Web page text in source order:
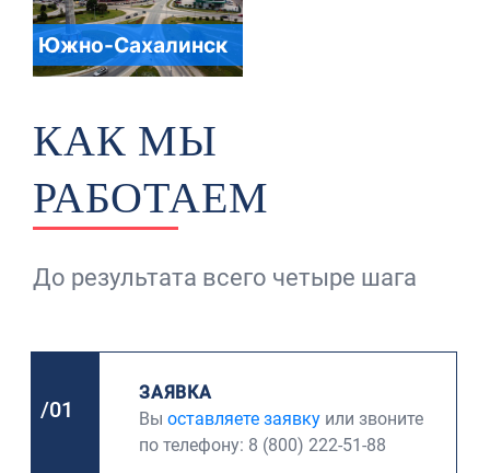
Южно-Сахалинск
КАК МЫ
РАБОТАЕМ
До результата всего четыре шага
/01
ЗАЯВКА
Вы оставляете заявку или звоните
по телефону: 8 (800) 222-51-88